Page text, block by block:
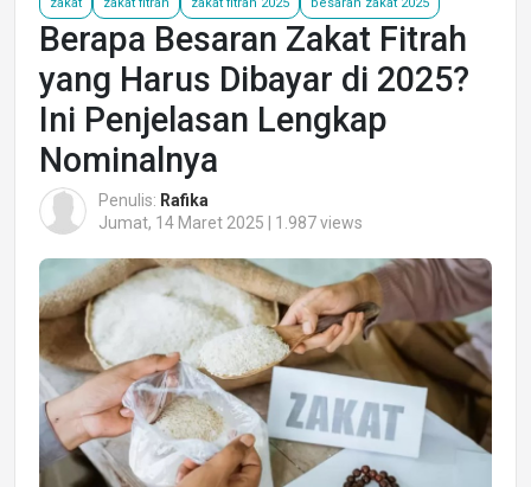
Berapa Besaran Zakat Fitrah
yang Harus Dibayar di 2025?
Ini Penjelasan Lengkap
Nominalnya
Penulis: Rafika
Jumat, 14 Maret 2025 | 1.987 views